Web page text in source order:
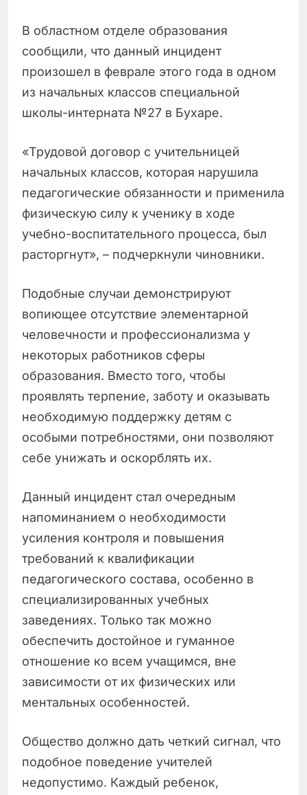
В областном отделе образования
сообщили, что данный инцидент
произошел в феврале этого года в одном
из начальных классов специальной
школы-интерната №27 в Бухаре.
«Трудовой договор с учительницей
начальных классов, которая нарушила
педагогические обязанности и применила
физическую силу к ученику в ходе
учебно-воспитательного процесса, был
расторгнут», – подчеркнули чиновники.
Подобные случаи демонстрируют
вопиющее отсутствие элементарной
человечности и профессионализма у
некоторых работников сферы
образования. Вместо того, чтобы
проявлять терпение, заботу и оказывать
необходимую поддержку детям с
особыми потребностями, они позволяют
себе унижать и оскорблять их.
Данный инцидент стал очередным
напоминанием о необходимости
усиления контроля и повышения
требований к квалификации
педагогического состава, особенно в
специализированных учебных
заведениях. Только так можно
обеспечить достойное и гуманное
отношение ко всем учащимся, вне
зависимости от их физических или
ментальных особенностей.
Общество должно дать четкий сигнал, что
подобное поведение учителей
недопустимо. Каждый ребенок,